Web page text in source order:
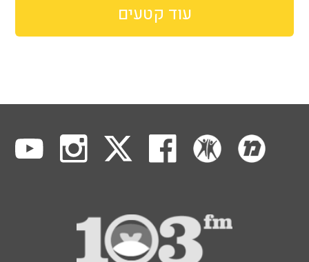
עוד קטעים